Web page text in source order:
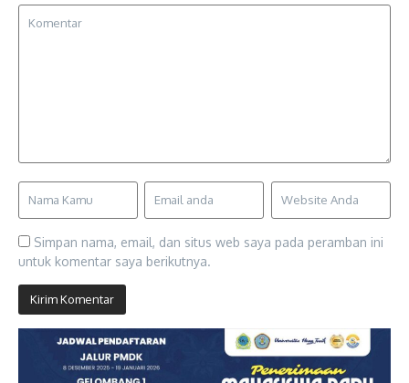
Simpan nama, email, dan situs web saya pada peramban ini
untuk komentar saya berikutnya.